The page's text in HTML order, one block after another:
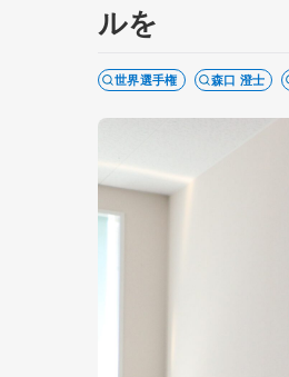
ルを
世界選手権 森口 澄士